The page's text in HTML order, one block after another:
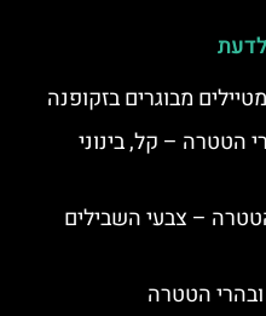
מבוגרים בזקופנה
הטטרה – קל, בינוני
– צבעי השבילים
הטטרה